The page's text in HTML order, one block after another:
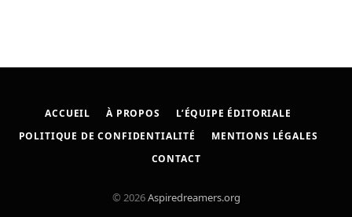
ACCUEIL À PROPOS
L’ÉQUIPE ÉDITORIALE
POLITIQUE DE CONFIDENTIALITÉ
MENTIONS LÉGALES
CONTACT
© 2026Aspiredreamers.org